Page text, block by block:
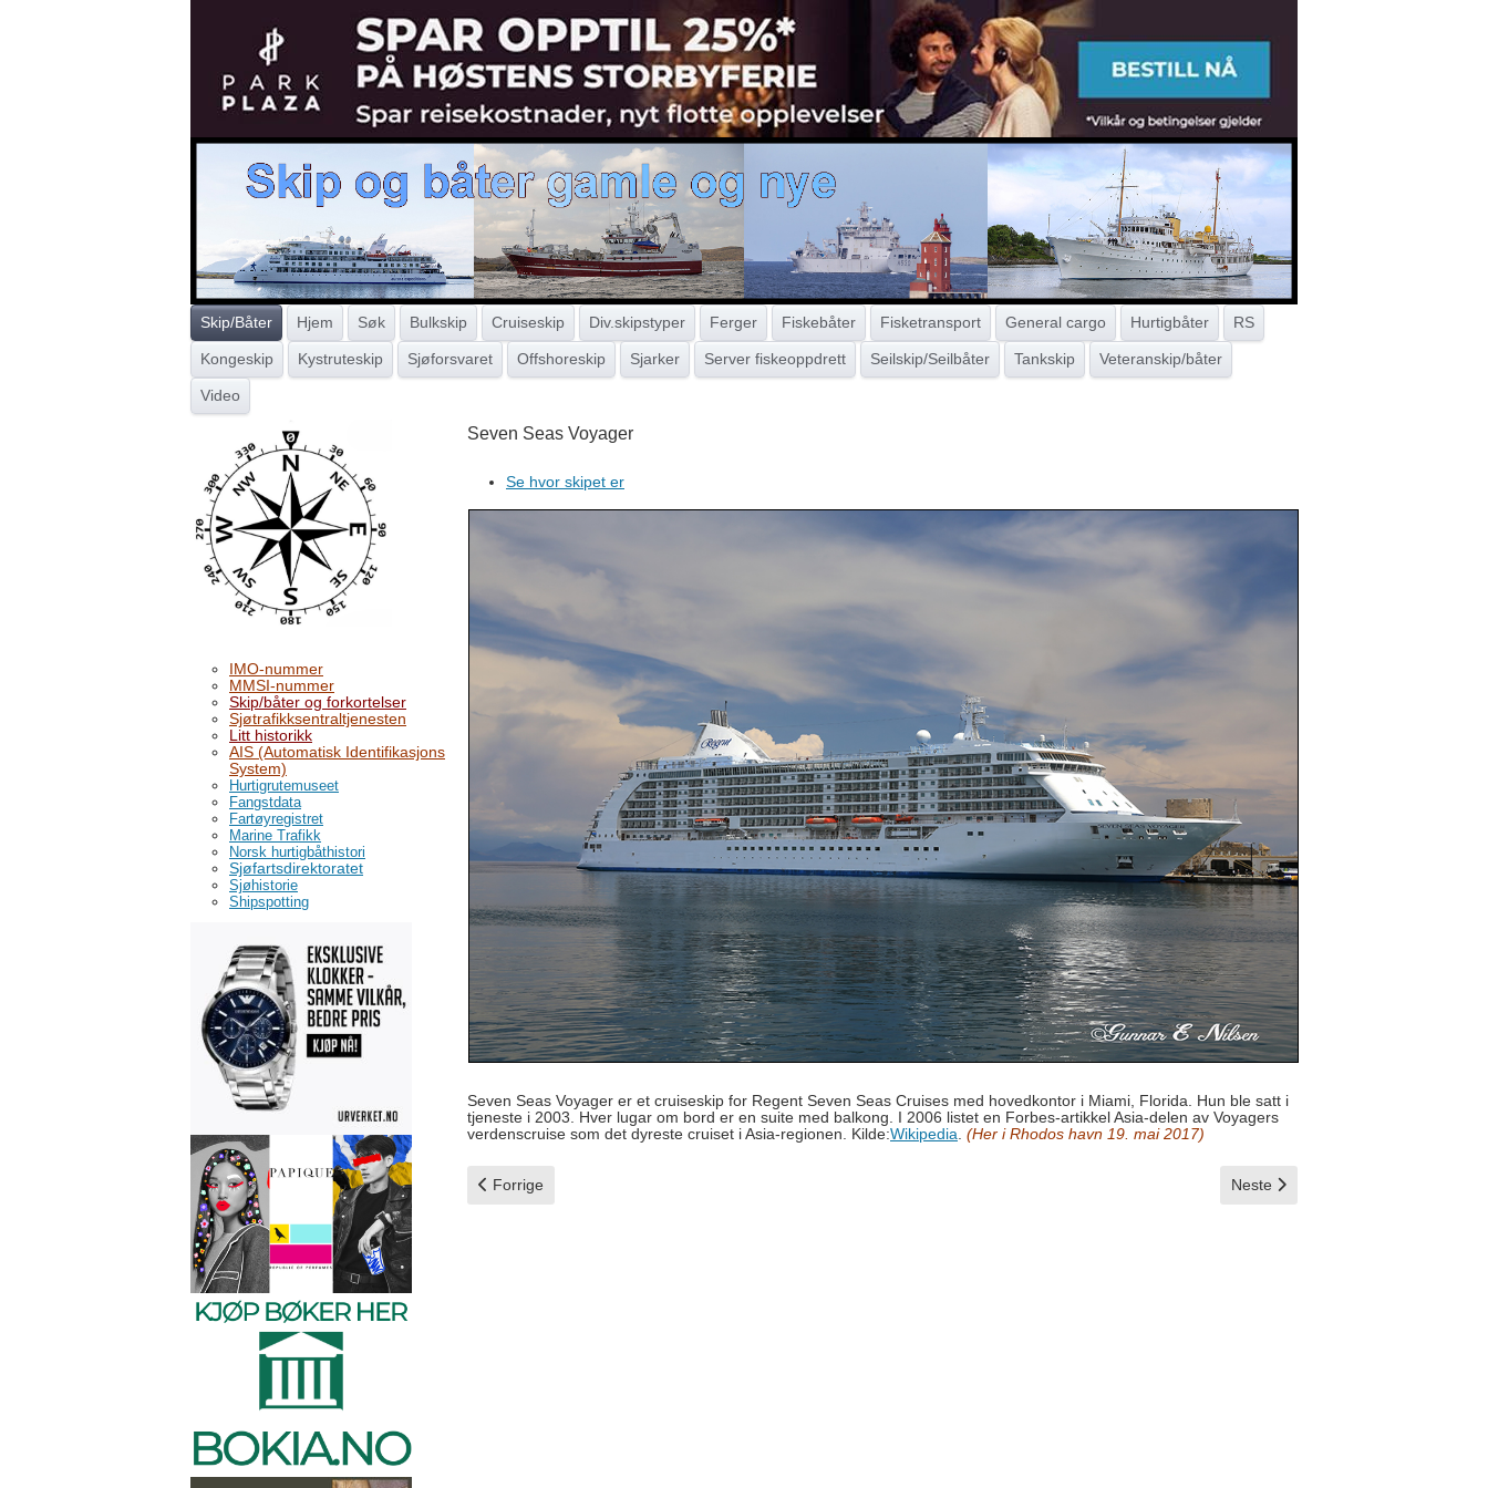
Skip/Båter Hjem Søk Bulkskip Cruiseskip Div.skipstyper Ferger Fiskebåter Fisketransport General cargo Hurtigbåter RS
Kongeskip Kystruteskip Sjøforsvaret Offshoreskip Sjarker Server fiskeoppdrett Seilskip/Seilbåter Tankskip Veteranskip/båter
Video
IMO-nummer
MMSI-nummer
Skip/båter og forkortelser
Sjøtrafikksentraltjenesten
Litt historikk
AIS (Automatisk Identifikasjons
System)
Hurtigrutemuseet
Fangstdata
Fartøyregistret
Marine Trafikk
Norsk hurtigbåthistori
Sjøfartsdirektoratet
Sjøhistorie
Shipspotting
Seven Seas Voyager
Se hvor skipet er
Seven Seas Voyager er et cruiseskip for Regent Seven Seas Cruises med hovedkontor i Miami, Florida. Hun ble satt i
tjeneste i 2003. Hver lugar om bord er en suite med balkong. I 2006 listet en Forbes-artikkel Asia-delen av Voyagers
verdenscruise som det dyreste cruiset i Asia-regionen. Kilde:Wikipedia. (Her i Rhodos havn 19. mai 2017)
Forrige artikkel: Seven Seas Navigator
Forrige Neste artikkel: Silver Endeavour
Neste